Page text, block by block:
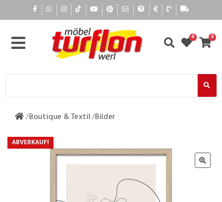
0 0
Boutique & Textil Bilder
ABVERKAUF!